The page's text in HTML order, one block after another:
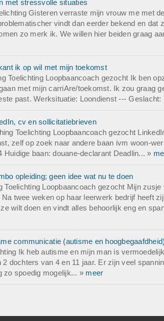
met stressvolle situaties
Gisteren verraste mijn vrouw me met de
vindt dan eerder bekend en dat
zo merk ik. We willen hier beiden graag
ik op wil met mijn toekomst
Toelichting Loopbaancoach gezocht Ik ben
met mijn carriAre/toekomst. Ik zou graag
past. Werksituatie: Loondienst --- Geslacht:
cv en sollicitatiebrieven
Toelichting Loopbaancoach gezocht
zelf op zoek naar andere baan ivm woon-
baan: douane-declarant Deadlin... »
opleiding; geen idee wat nu te doen
Loopbaancoach gezocht Mijn zusje
twee weken op haar leerwerk bedrijf heeft
wilt doen en vindt alles behoorlijk eng en
communicatie (autisme en hoogbegaafdheid)
Ik heb autisme en mijn man is vermoedelijk
dochters van 4 en 11 jaar. Er zijn veel
zo spoedig mogelijk... » meer